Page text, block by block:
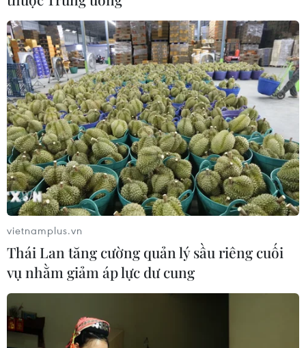
vietnamplus.vn
Thái Lan tăng cường quản lý sầu riêng cuối
vụ nhằm giảm áp lực dư cung